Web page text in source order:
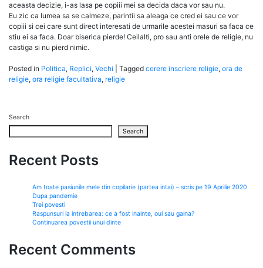
aceasta decizie, i-as lasa pe copiii mei sa decida daca vor sau nu.
Eu zic ca lumea sa se calmeze, parintii sa aleaga ce cred ei sau ce vor
copiii si cei care sunt direct interesati de urmarile acestei masuri sa faca ce
stiu ei sa faca. Doar biserica pierde! Ceilalti, pro sau anti orele de religie, nu
castiga si nu pierd nimic.
Posted in Politica, Replici, Vechi Tagged cerere inscriere religie, ora de
religie, ora religie facultativa, religie
Search
Search
Recent Posts
Am toate pasiunile mele din copilarie (partea intai) – scris pe 19 Aprilie 2020
Dupa pandemie
Trei povesti
Raspunsuri la intrebarea: ce a fost inainte, oul sau gaina?
Continuarea povestii unui dinte
Recent Comments